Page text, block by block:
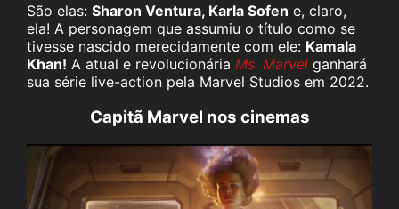
São elas: Sharon Ventura, Karla Sofen e, claro,
ela! A personagem que assumiu o título como se
tivesse nascido merecidamente com ele: Kamala
Khan! A atual e revolucionária Ms. Marvel ganhará
sua série live-action pela Marvel Studios em 2022.
Capitã Marvel nos cinemas